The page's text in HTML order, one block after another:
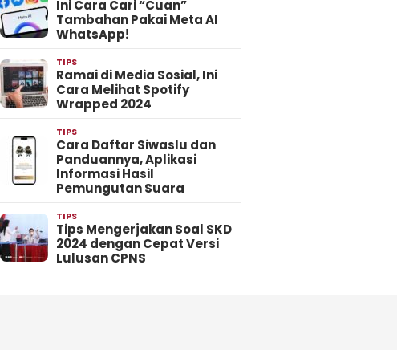
Ini Cara Cari “Cuan”
Tambahan Pakai Meta AI
WhatsApp!
TIPS
Ramai di Media Sosial, Ini
Cara Melihat Spotify
Wrapped 2024
TIPS
Cara Daftar Siwaslu dan
Panduannya, Aplikasi
Informasi Hasil
Pemungutan Suara
TIPS
Tips Mengerjakan Soal SKD
2024 dengan Cepat Versi
Lulusan CPNS